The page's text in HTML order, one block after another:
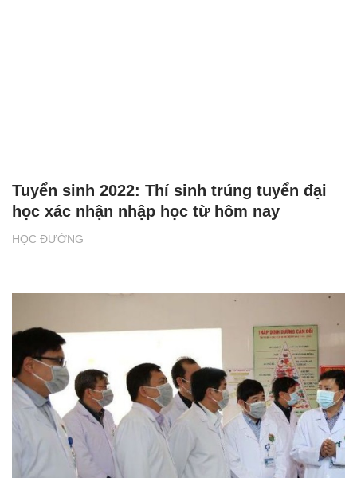
HỌC ĐƯỜNG
Tuyển sinh 2022: Thí sinh trúng tuyển đại
học xác nhận nhập học từ hôm nay